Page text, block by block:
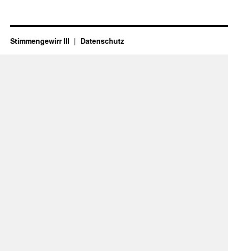
Stimmengewirr III Datenschutz